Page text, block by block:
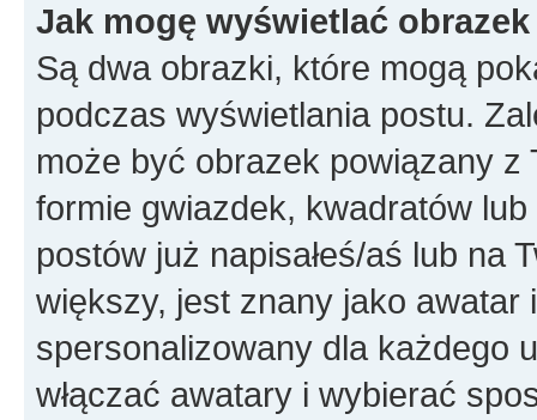
Jak mogę wyświetlać
Są dwa obrazki, które mogą
podczas wyświetlania postu.
może być obrazek powiązany z
formie gwiazdek, kwadratów
postów już napisałeś/aś lub na
większy, jest znany jako
spersonalizowany dla każdego
włączać awatary i wybierać